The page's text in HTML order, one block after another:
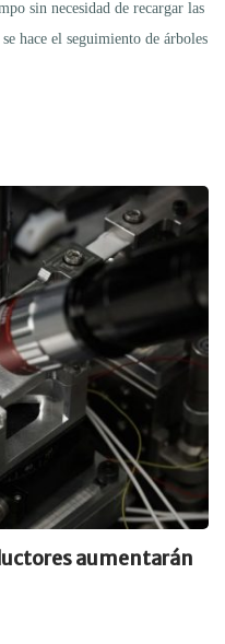
sin necesidad de recargar las
hace el seguimiento de árboles
aumentarán